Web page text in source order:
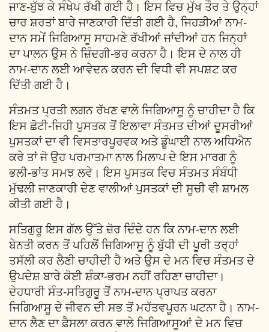
ਜਾਣ-ਬੁੱਝ ਕੇ ਸੰਖੇਪ ਰੱਖੀ ਗਈ ਹੈ। ਇਸ ਵਿਚ ਮੁੱਖ ਤੌਰ ਤੇ ਉਨ੍ਹਾਂ
ਚਾਰ ਸ਼ਰਤਾਂ ਬਾਰੇ ਜਾਣਕਾਰੀ ਦਿੱਤੀ ਗਈ ਹੈ, ਜਿਹੜੀਆਂ ਨਾਮ-
ਦਾਨ ਸਮੇਂ ਜਿਗਿਆਸੂ ਸਾਹਮਣੇ ਰੱਖੀਆਂ ਜਾਂਦੀਆਂ ਹਨ ਜਿਨ੍ਹਾਂ
ਦਾ ਪਾਲਨ ਉਸ ਨੇ ਜ਼ਿੰਦਗੀ-ਭਰ ਕਰਨਾ ਹੈ। ਇਸ ਦੇ ਨਾਲ ਹੀ
ਨਾਮ-ਦਾਨ ਲਈ ਆਵੇਦਨ ਕਰਨ ਦੀ ਵਿਧੀ ਵੀ ਸਪਸ਼ਟ ਕਰ
ਦਿੱਤੀ ਗਈ ਹੈ।
ਸੰਤਮਤ ਪ੍ਰਤੀ ਲਗਨ ਰੱਖਣ ਵਾਲੇ ਜਿਗਿਆਸੂ ਨੂੰ ਚਾਹੀਦਾ ਹੈ ਕਿ
ਇਸ ਛੋਟੀ-ਜਿਹੀ ਪੁਸਤਕ ਤੋਂ ਇਲਾਵਾ ਸੰਤਮਤ ਦੀਆਂ ਦੂਸਰੀਆਂ
ਪੁਸਤਕਾਂ ਦਾ ਵੀ ਵਿਸਤਾਰਪੂਰਵਕ ਅਤੇ ਡੂੰਘਾਈ ਨਾਲ ਅਧਿਐਨ
ਕਰੇ ਤਾਂ ਜੋ ਉਹ ਪਰਮਾਤਮਾ ਨਾਲ ਮਿਲਾਪ ਦੇ ਇਸ ਮਾਰਗ ਨੂੰ
ਭਲੀ-ਭਾਂਤ ਸਮਝ ਲਵੇ। ਇਸ ਪੁਸਤਕ ਵਿਚ ਸੰਤਮਤ ਸੰਬੰਧੀ
ਮੁੱਢਲੀ ਜਾਣਕਾਰੀ ਦੇਣ ਵਾਲੀਆਂ ਪੁਸਤਕਾਂ ਦੀ ਸੂਚੀ ਵੀ ਸ਼ਾਮਲ
ਕੀਤੀ ਗਈ ਹੈ।
ਸਤਿਗੁਰੂ ਇਸ ਗੱਲ ਉੱਤੇ ਜ਼ੋਰ ਦਿੰਦੇ ਹਨ ਕਿ ਨਾਮ-ਦਾਨ ਲਈ
ਬੇਨਤੀ ਕਰਨ ਤੋਂ ਪਹਿਲੋਂ ਜਿਗਿਆਸੂ ਨੂੰ ਬੁੱਧੀ ਦੀ ਪੂਰੀ ਤਰ੍ਹਾਂ
ਤਸੱਲੀ ਕਰ ਲੈਣੀ ਚਾਹੀਦੀ ਹੈ ਅਤੇ ਉਸ ਦੇ ਮਨ ਵਿਚ ਸੰਤਮਤ ਦੇ
ਉਪਦੇਸ਼ ਬਾਰੇ ਕੋਈ ਸ਼ੰਕਾ-ਭਰਮ ਨਹੀਂ ਰਹਿਣਾ ਚਾਹੀਦਾ।
ਦੇਹਧਾਰੀ ਸੰਤ-ਸਤਿਗੁਰੂ ਤੋਂ ਨਾਮ-ਦਾਨ ਪ੍ਰਾਪਤ ਕਰਨਾ
ਜਿਗਿਆਸੂ ਦੇ ਜੀਵਨ ਦੀ ਸਭ ਤੋਂ ਮਹੱਤਵਪੂਰਨ ਘਟਨਾ ਹੈ। ਨਾਮ-
ਦਾਨ ਲੈਣ ਦਾ ਫ਼ੈਸਲਾ ਕਰਨ ਵਾਲੇ ਜਿਗਿਆਸੂਆਂ ਦੇ ਮਨ ਵਿਚ